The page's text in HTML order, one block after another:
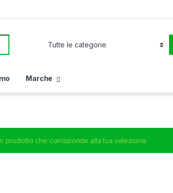
Marche
prodotto che corrisponde alla tua selezione.